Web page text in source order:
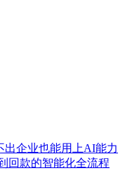
出企业也能用上AI能力
回款的智能化全流程